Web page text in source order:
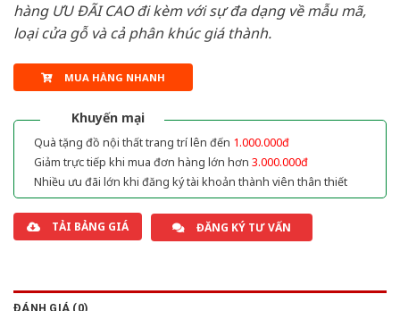
hàng ƯU ĐÃI CAO đi kèm với sự đa dạng về mẫu mã,
loại cửa gỗ và cả phân khúc giá thành.
MUA HÀNG NHANH
Khuyến mại
Quà tặng đồ nội thất trang trí lên đến 1.000.000đ
Giảm trực tiếp khi mua đơn hàng lớn hơn 3.000.000đ
Nhiều ưu đãi lớn khi đăng ký tài khoản thành viên thân thiết
TẢI BẢNG GIÁ ĐĂNG KÝ TƯ VẤN
ĐÁNH GIÁ (0)